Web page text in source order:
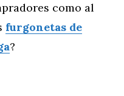
como al
furgonetas de
?